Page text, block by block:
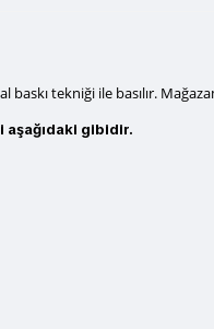
tekniği ile basılır.
aşağıdaki gibidir.